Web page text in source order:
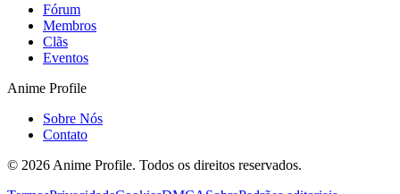
Fórum
Membros
Clãs
Eventos
Anime Profile
Sobre Nós
Contato
© 2026 Anime Profile. Todos os direitos reservados.